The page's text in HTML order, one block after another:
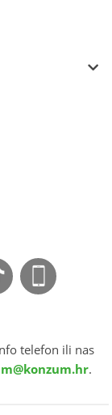
telefon ili nas
.